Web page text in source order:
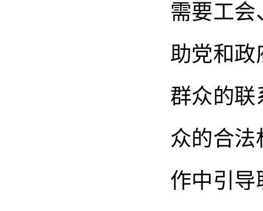
需要工会
助党和政
群众的联
众的合法
作中引导